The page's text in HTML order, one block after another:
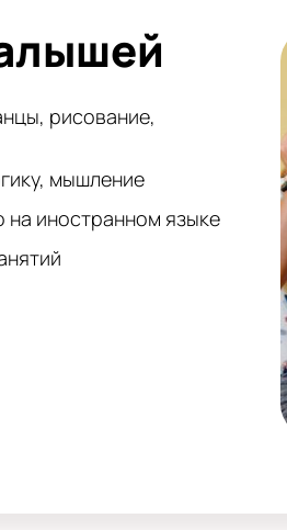
рисование,
мышление
на иностранном языке